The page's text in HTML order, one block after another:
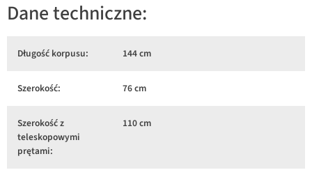
Dane techniczne:
Długość korpusu: 144 cm
Szerokość: 76 cm
Szerokość z
teleskopowymi
prętami:
110 cm